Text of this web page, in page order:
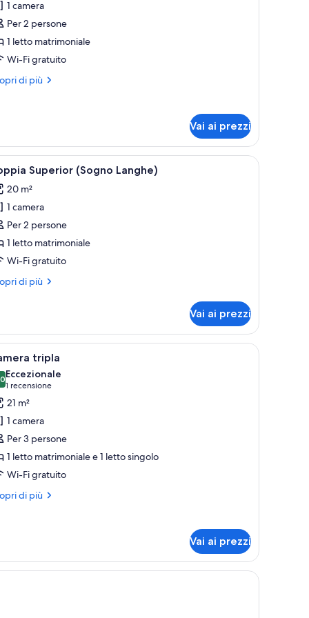
1 camera
Per 2 persone
1 letto matrimoniale
Wi-Fi gratuito
di più
Vai ai prezzi
vassoio contenente cibo e una bevanda, una testiera con display digitale
Camera d'albergo con un letto grande, un
5 Superior (Sogno Langhe)
20 m²
1 camera
Per 2 persone
1 letto matrimoniale
Wi-Fi gratuito
di più
Vai ai prezzi
panca, un armadio e un comodino.Camera d'albergo con due letti, un piccolo
4 tripla
su 10
Eccezionale
1 recensione
(1
recensione)
21 m²
1 camera
Per 3 persone
1 letto matrimoniale e 1 letto singolo
Wi-Fi gratuito
di più
Vai ai prezzi